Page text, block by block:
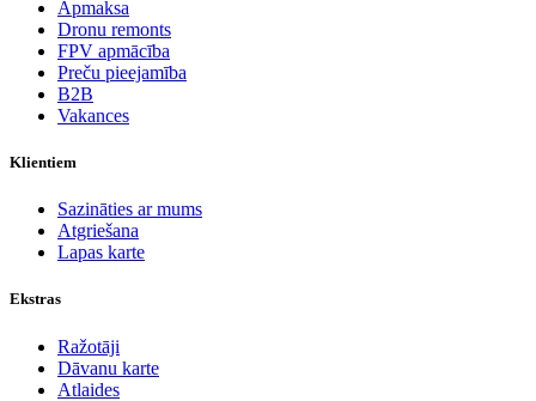
Apmaksa
Dronu remonts
FPV apmācība
Preču pieejamība
B2B
Vakances
Klientiem
Sazināties ar mums
Atgriešana
Lapas karte
Ekstras
Ražotāji
Dāvanu karte
Atlaides